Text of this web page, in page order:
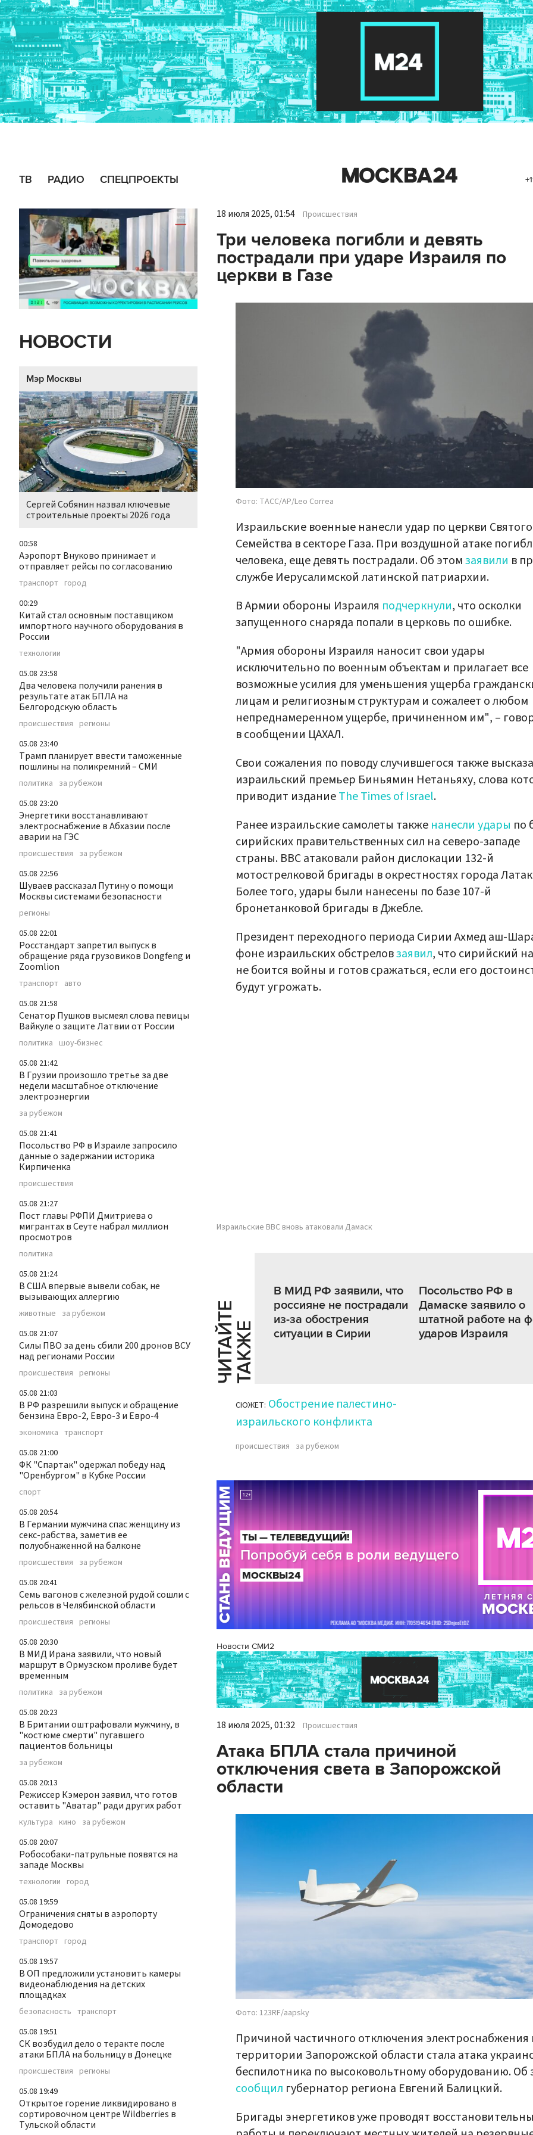
ТВ РАДИО СПЕЦПРОЕКТЫ
НОВОСТИ
Мэр Москвы
Сергей Собянин назвал ключевые
строительные проекты 2026 года
00:58
Аэропорт Внуково принимает и
отправляет рейсы по согласованию
транспорт город
00:29
Китай стал основным поставщиком
импортного научного оборудования в
России
технологии
05.08 23:58
Два человека получили ранения в
результате атак БПЛА на
Белгородскую область
происшествия регионы
05.08 23:40
Трамп планирует ввести таможенные
пошлины на поликремний – СМИ
политика за рубежом
05.08 23:20
Энергетики восстанавливают
электроснабжение в Абхазии после
аварии на ГЭС
происшествия за рубежом
05.08 22:56
Шуваев рассказал Путину о помощи
Москвы системами безопасности
регионы
05.08 22:01
Росстандарт запретил выпуск в
обращение ряда грузовиков Dongfeng и
Zoomlion
транспорт авто
05.08 21:58
Сенатор Пушков высмеял слова певицы
Вайкуле о защите Латвии от России
политика шоу-бизнес
05.08 21:42
В Грузии произошло третье за две
недели масштабное отключение
электроэнергии
за рубежом
05.08 21:41
Посольство РФ в Израиле запросило
данные о задержании историка
Кирпиченка
происшествия
05.08 21:27
Пост главы РФПИ Дмитриева о
мигрантах в Сеуте набрал миллион
просмотров
политика
05.08 21:24
В США впервые вывели собак, не
вызывающих аллергию
животные за рубежом
05.08 21:07
Силы ПВО за день сбили 200 дронов ВСУ
над регионами России
происшествия регионы
05.08 21:03
В РФ разрешили выпуск и обращение
бензина Евро-2, Евро-3 и Евро-4
экономика транспорт
05.08 21:00
ФК "Спартак" одержал победу над
"Оренбургом" в Кубке России
спорт
05.08 20:54
В Германии мужчина спас женщину из
секс-рабства, заметив ее
полуобнаженной на балконе
происшествия за рубежом
05.08 20:41
Семь вагонов с железной рудой сошли с
рельсов в Челябинской области
происшествия регионы
05.08 20:30
В МИД Ирана заявили, что новый
маршрут в Ормузском проливе будет
временным
политика за рубежом
05.08 20:23
В Британии оштрафовали мужчину, в
"костюме смерти" пугавшего
пациентов больницы
за рубежом
05.08 20:13
Режиссер Кэмерон заявил, что готов
оставить "Аватар" ради других работ
культура кино за рубежом
05.08 20:07
Робособаки-патрульные появятся на
западе Москвы
технологии город
05.08 19:59
Ограничения сняты в аэропорту
Домодедово
транспорт город
05.08 19:57
В ОП предложили установить камеры
видеонаблюдения на детских
площадках
безопасность транспорт
05.08 19:51
СК возбудил дело о теракте после
атаки БПЛА на больницу в Донецке
происшествия регионы
05.08 19:49
Открытое горение ликвидировано в
сортировочном центре Wildberries в
Тульской области
18 июля 2025, 01:54 Происшествия
Три человека погибли и девять
пострадали при ударе Израиля по
церкви в Газе
Фото: ТАСС/AP/Leo Correa
Израильские военные нанесли удар по церкви Святого
Семейства в секторе Газа. При воздушной атаке
человека, еще девять пострадали. Об этомзаявили в
службе Иерусалимской латинской патриархии.
В Армии обороны Израиля подчеркнули, что осколки
запущенного снаряда попали в церковь по ошибке.
"Армия обороны Израиля наносит свои удары
исключительно по военным объектам и прилагает все
возможные усилия для уменьшения ущерба
лицам и религиозным структурам и сожалеет о любом
непреднамеренном ущербе, причиненном им", –
в сообщении ЦАХАЛ.
Свои сожаления по поводу случившегося также
израильский премьер Биньямин Нетаньяху, слова
приводит изданиеThe Times of Israel.
Ранее израильские самолеты также нанесли удары по
сирийских правительственных сил на северо-западе
страны. ВВС атаковали район дислокации 132-й
мотострелковой бригады в окрестностях города
Более того, удары были нанесены по базе 107-й
бронетанковой бригады в Джебле.
Президент переходного периода Сирии Ахмед аш-
фоне израильских обстреловзаявил, что сирийский
не боится войны и готов сражаться, если его
будут угрожать.
Израильские ВВС вновь атаковали Дамаск
Ч
И
Т
АЙ
Т
Е
Т
А
К
ЖЕ
В МИД РФ заявили, что
россияне не пострадали
из-за обострения
ситуации в Сирии
Посольство РФ в
Дамаске заявило о
штатной работе на
ударов Израиля
СЮЖЕТ: Обострение палестино-
израильского конфликта
происшествия за рубежом
Новости СМИ2
18 июля 2025, 01:32 Происшествия
Атака БПЛА стала причиной
отключения света в Запорожской
области
Фото: 123RF/aapsky
Причиной частичного отключения электроснабжения
территории Запорожской области стала атака
беспилотника по высоковольтному оборудованию. Об
сообщил губернатор региона Евгений Балицкий.
Бригады энергетиков уже проводят